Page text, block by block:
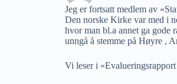
Jeg er fortsatt medlem av
Den norske Kirke var med i
hvor man bl.a annet ga gode
unngå å stemme på Høyre ,
Vi leser i